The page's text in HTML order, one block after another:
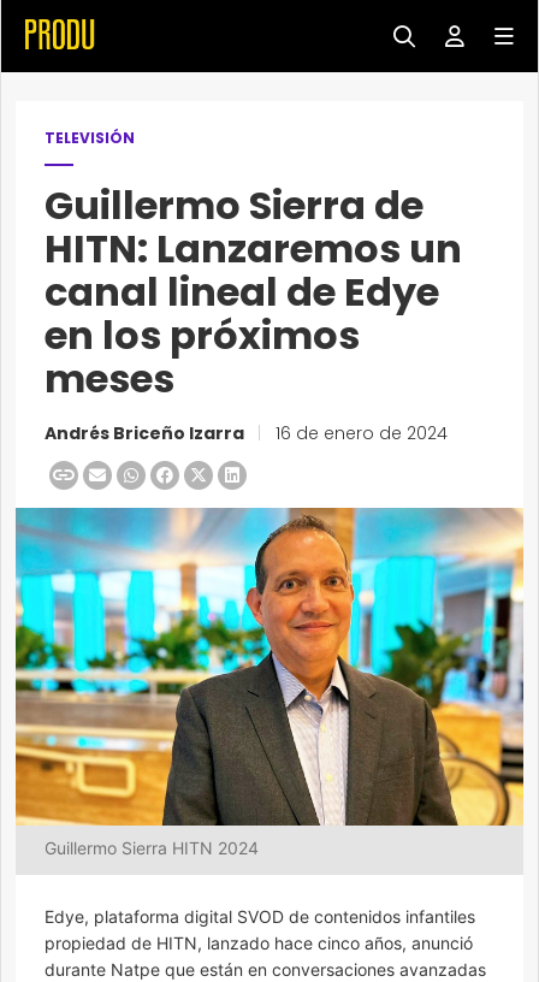
TELEVISIÓN
Guillermo Sierra de
HITN: Lanzaremos un
canal lineal de Edye
en los próximos
meses
Andrés Briceño Izarra 16 de enero de 2024
Guillermo Sierra HITN 2024
Edye, plataforma digital SVOD de contenidos infantiles
propiedad de HITN, lanzado hace cinco años, anunció
durante Natpe que están en conversaciones avanzadas